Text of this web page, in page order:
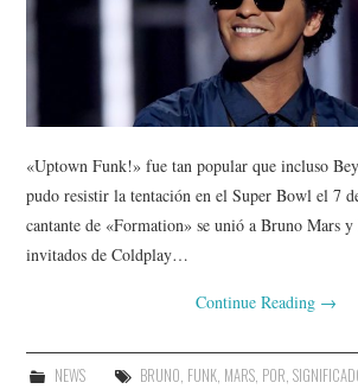
«Uptown Funk!» fue tan popular que incluso
pudo resistir la tentación en el Super Bowl el 7
cantante de «Formation» se unió a Bruno Mars
invitados de Coldplay…
Continue Reading →
NEWS BRUNO, FUNK, MARS, POR,